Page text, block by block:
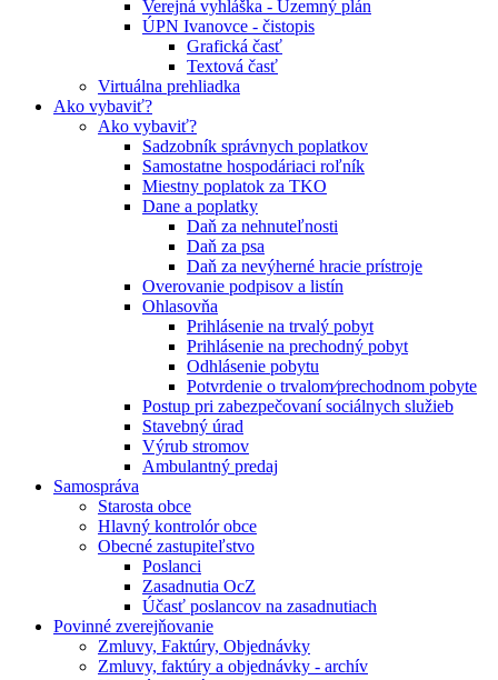
Verejná vyhláška - Územný plán
ÚPN Ivanovce - čistopis
Grafická časť
Textová časť
Virtuálna prehliadka
Ako vybaviť?
Ako vybaviť?
Sadzobník správnych poplatkov
Samostatne hospodáriaci roľník
Miestny poplatok za TKO
Dane a poplatky
Daň za nehnuteľnosti
Daň za psa
Daň za nevýherné hracie prístroje
Overovanie podpisov a listín
Ohlasovňa
Prihlásenie na trvalý pobyt
Prihlásenie na prechodný pobyt
Odhlásenie pobytu
Potvrdenie o trvalom⁄prechodnom pobyte
Postup pri zabezpečovaní sociálnych služieb
Stavebný úrad
Výrub stromov
Ambulantný predaj
Samospráva
Starosta obce
Hlavný kontrolór obce
Obecné zastupiteľstvo
Poslanci
Zasadnutia OcZ
Účasť poslancov na zasadnutiach
Povinné zverejňovanie
Zmluvy, Faktúry, Objednávky
Zmluvy, faktúry a objednávky - archív